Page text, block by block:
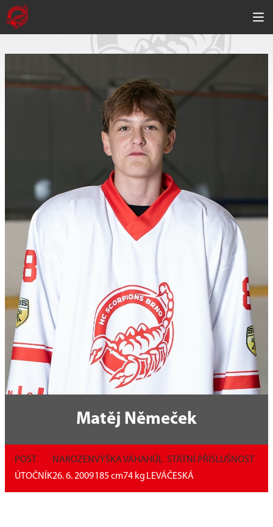
Matěj Němeček
POST
ÚTOČNÍK
NAROZEN
26. 6. 2009
VÝŠKA
185 cm
VÁHA
74 kg
HŮL
LEVÁ
STÁTNÍ PŘÍSLUŠNOST
ČESKÁ